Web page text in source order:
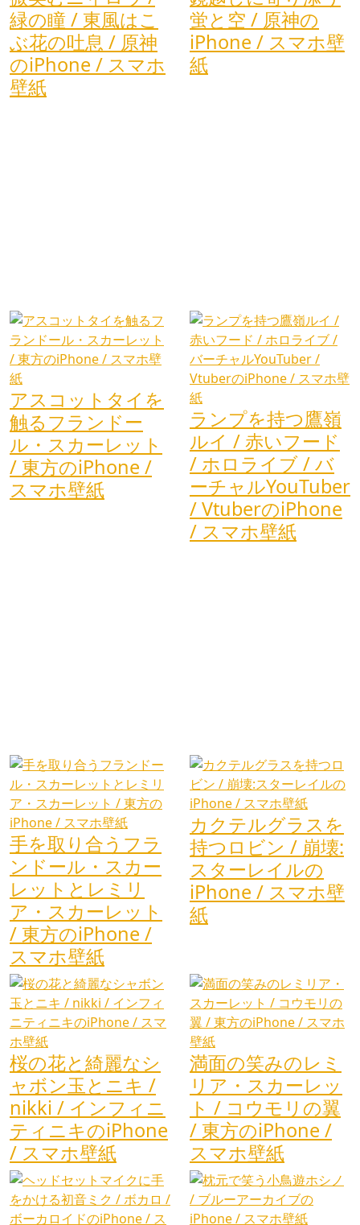
緑の瞳 / 東風はこ
ぶ花の吐息 / 原神
のiPhone / スマホ
壁紙
蛍と空 / 原神の
iPhone / スマホ壁
紙
アスコットタイを
触るフランドー
ル・スカーレット
/ 東方のiPhone /
スマホ壁紙
ランプを持つ鷹嶺
ルイ / 赤いフード
/ ホロライブ / バ
ーチャルYouTuber
/ VtuberのiPhone
/ スマホ壁紙
手を取り合うフラ
ンドール・スカー
レットとレミリ
ア・スカーレット
/ 東方のiPhone /
スマホ壁紙
カクテルグラスを
持つロビン / 崩壊:
スターレイルの
iPhone / スマホ壁
紙
桜の花と綺麗なシ
ャボン玉とニキ /
nikki / インフィニ
ティニキのiPhone
/ スマホ壁紙
満面の笑みのレミ
リア・スカーレッ
ト / コウモリの翼
/ 東方のiPhone /
スマホ壁紙